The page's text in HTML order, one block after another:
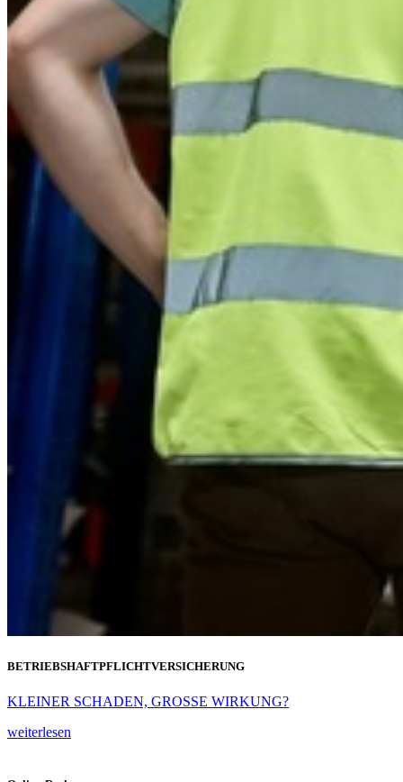
BETRIEBSHAFTPFLICHTVERSICHERUNG
KLEINER SCHADEN, GROSSE WIRKUNG?
weiterlesen